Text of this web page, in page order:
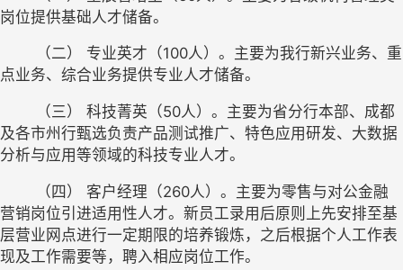
岗位提供基础人才储备。
点业务、综合业务提供专业人才储备。
及各市州行甄选负责产品测试推广、特色应用研发、大数据
分析与应用等领域的科技专业人才。
营销岗位引进适用性人才。新员工录用后原则上先安排至基
层营业网点进行一定期限的培养锻炼，之后根据个人工作表
现及工作需要等，聘入相应岗位工作。